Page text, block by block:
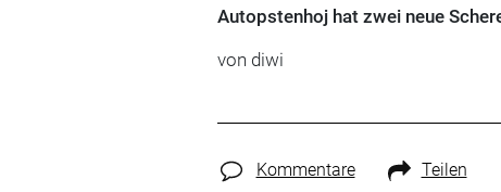
Autopstenhoj hat zwei neue
von diwi
Kommentare Teilen